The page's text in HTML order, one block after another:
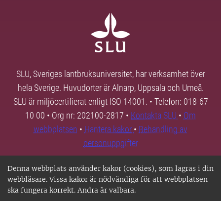
Denna webbplats använder kakor (cookies), som lagras i din
webbläsare. Vissa kakor är nödvändiga för att webbplatsen
ska fungera korrekt. Andra är valbara.
SLU, Sveriges lantbruksuniversitet, har verksamhet över
hela Sverige. Huvudorter är Alnarp, Uppsala och Umeå.
SLU är miljöcertifierat enligt ISO 14001. • Telefon: 018-67
10 00 • Org nr: 202100-2817 • Kontakta SLU • Om
webbplatsen • Hantera kakor • Behandling av
personuppgifter